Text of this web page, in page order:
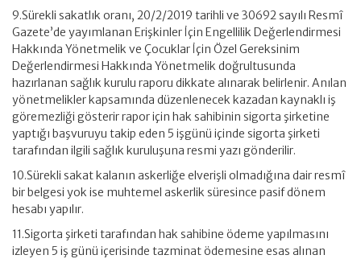
9.Sürekli sakatlık oranı, 20/2/2019 tarihli ve 30692 sayılı Resmî
Gazete’de yayımlanan Erişkinler İçin Engellilik Değerlendirmesi
Hakkında Yönetmelik ve Çocuklar İçin Özel Gereksinim
Değerlendirmesi Hakkında Yönetmelik doğrultusunda
hazırlanan sağlık kurulu raporu dikkate alınarak belirlenir. Anılan
yönetmelikler kapsamında düzenlenecek kazadan kaynaklı iş
göremezliği gösterir rapor için hak sahibinin sigorta şirketine
yaptığı başvuruyu takip eden 5 işgünü içinde sigorta şirketi
tarafından ilgili sağlık kuruluşuna resmi yazı gönderilir.
10.Sürekli sakat kalanın askerliğe elverişli olmadığına dair resmî
bir belgesi yok ise muhtemel askerlik süresince pasif dönem
hesabı yapılır.
11.Sigorta şirketi tarafından hak sahibine ödeme yapılmasını
izleyen 5 iş günü içerisinde tazminat ödemesine esas alınan